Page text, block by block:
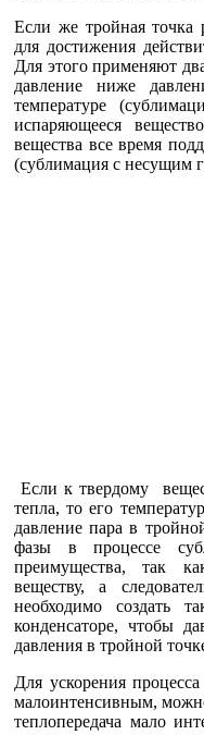
Если же тройная точка
для достижения
Для этого применяют
давление ниже
температуре
испаряющееся
вещества все время
(сублимация с несущим
Если к твердому
тепла, то его
давление пара в
фазы в процессе
преимущества, так
веществу, а
необходимо создать
конденсаторе, чтобы
давления в тройной
Для ускорения
малоинтенсивным,
теплопередача мало